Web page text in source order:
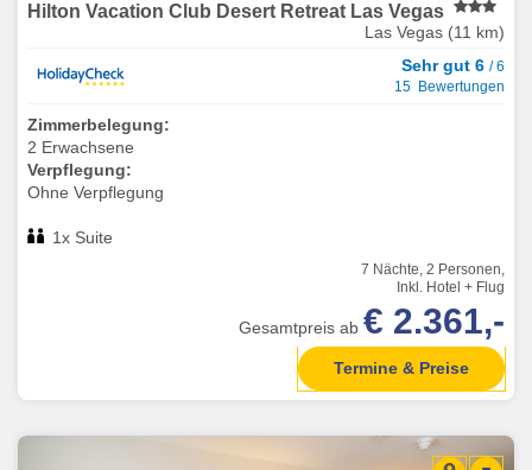
Hilton Vacation Club Desert Retreat Las Vegas
Las Vegas (11 km)
Sehr gut 6 / 6
15 Bewertungen
Zimmerbelegung:
2 Erwachsene
Verpflegung:
Ohne Verpflegung
1x Suite
7 Nächte, 2 Personen,
Inkl. Hotel + Flug
Gesamtpreis ab € 2.361,-
Termine & Preise